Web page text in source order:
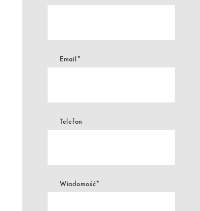
Email*
Telefon
Wiadomość*